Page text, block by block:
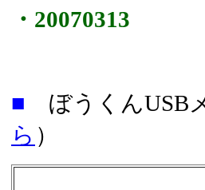
・20070313
■ ぼうくん
ら ）